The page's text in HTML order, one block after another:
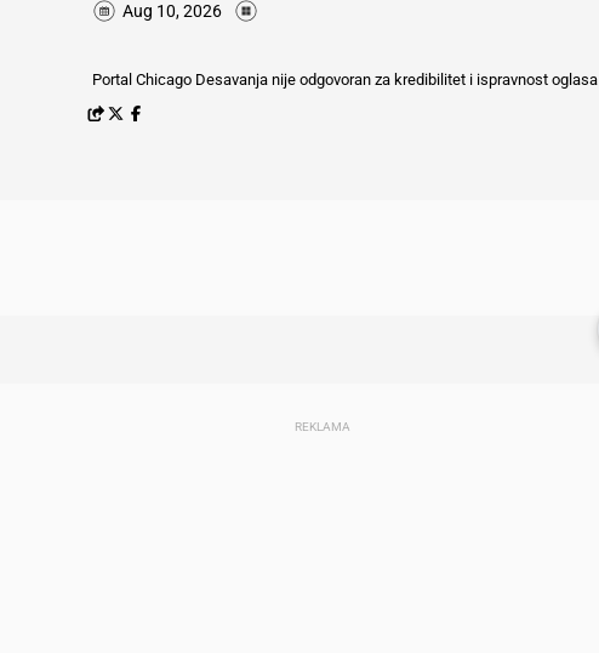
Aug 10, 2026
Portal Chicago Desavanja nije odgovoran za kredibilitet i ispravnost oglasa
REKLAMA